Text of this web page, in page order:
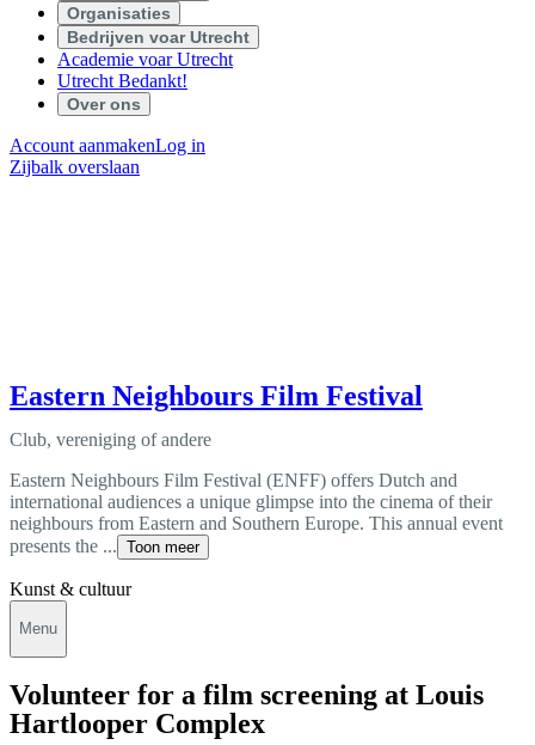
Organisaties
Bedrijven voar Utrecht
Academie voar Utrecht
Utrecht Bedankt!
Over ons
Account aanmakenLog in
Zijbalk overslaan
Eastern Neighbours Film Festival
Club, vereniging of andere
Eastern Neighbours Film Festival (ENFF) offers Dutch and
international audiences a unique glimpse into the cinema of their
neighbours from Eastern and Southern Europe. This annual event
presents the ... Toon meer
Kunst & cultuur
Menu
Volunteer for a film screening at Louis
Hartlooper Complex